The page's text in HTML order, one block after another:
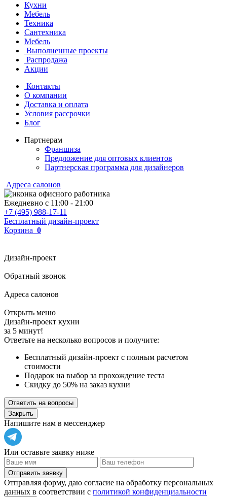
Кухни
Мебель
Техника
Сантехника
Мебель
Выполненные проекты
Распродажа
Акции
Контакты
О компании
Доставка и оплата
Условия рассрочки
Блог
Партнерам
Франшиза
Предложение для оптовых клиентов
Партнерская программа для дизайнеров
Адреса салонов
Ежедневно с 11:00 - 21:00
+7 (495) 988-17-11
Бесплатный дизайн-проект
Корзина 0
Дизайн-проект
Обратный звонок
Адреса салонов
Открыть меню
Дизайн-проект кухни
за 5 минут!
Ответьте на несколько вопросов и получите:
Бесплатный дизайн-проект с полным расчетом
стоимости
Подарок на выбор за прохождение теста
Скидку до 50% на заказ кухни
Ответить на вопросы
Закрыть
Напишите нам в мессенджер
Или оставьте заявку ниже
Отправить заявку
Отправляя форму, даю согласие на обработку персональных
данных в соответствии с политикой конфиденциальности